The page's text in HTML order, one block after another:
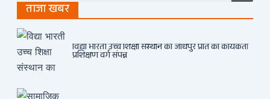
ताजा खबर
विद्या भारती उच्च शिक्षा संस्थान का जोधपुर प्रांत का कार्यकर्ता
प्रशिक्षण वर्ग संपन्न